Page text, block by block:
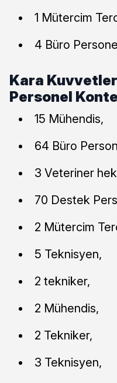
1 Mütercim
4 Büro
Kara
Personel
15 Mühendis,
64 Büro
3 Veteriner
70 Destek
2 Mütercim
5 Teknisyen,
2 tekniker,
2 Mühendis,
2 Tekniker,
3 Teknisyen,